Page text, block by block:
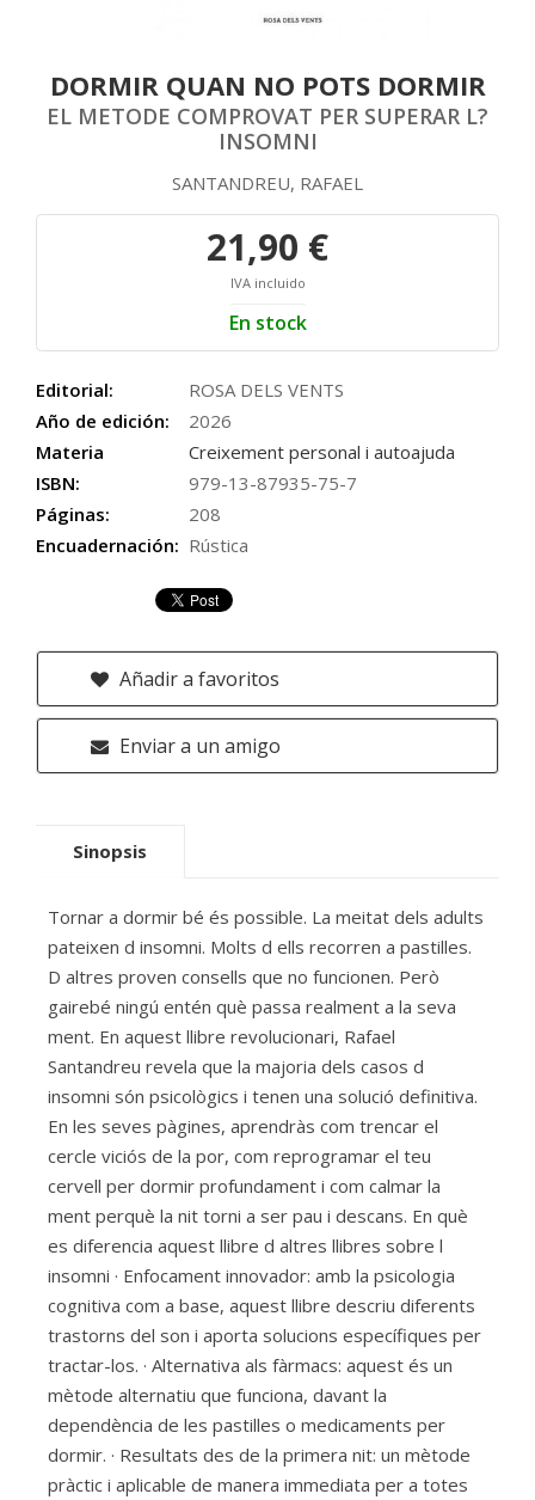
DORMIR QUAN NO POTS DORMIR
EL METODE COMPROVAT PER SUPERAR L?
INSOMNI
SANTANDREU, RAFAEL
21,90 €
IVA incluido
En stock
Editorial:
ROSA DELS VENTS
Año de edición:
2026
Materia
Creixement personal i autoajuda
ISBN:
979-13-87935-75-7
Páginas:
208
Encuadernación: Rústica
Añadir a favoritos
Enviar a un amigo
Sinopsis
Tornar a dormir bé és possible. La meitat dels adults
pateixen d insomni. Molts d ells recorren a pastilles.
D altres proven consells que no funcionen. Però
gairebé ningú entén què passa realment a la seva
ment. En aquest llibre revolucionari, Rafael
Santandreu revela que la majoria dels casos d
insomni són psicològics i tenen una solució definitiva.
En les seves pàgines, aprendràs com trencar el
cercle viciós de la por, com reprogramar el teu
cervell per dormir profundament i com calmar la
ment perquè la nit torni a ser pau i descans. En què
es diferencia aquest llibre d altres llibres sobre l
insomni · Enfocament innovador: amb la psicologia
cognitiva com a base, aquest llibre descriu diferents
trastorns del son i aporta solucions específiques per
tractar-los. · Alternativa als fàrmacs: aquest és un
mètode alternatiu que funciona, davant la
dependència de les pastilles o medicaments per
dormir. · Resultats des de la primera nit: un mètode
pràctic i aplicable de manera immediata per a totes